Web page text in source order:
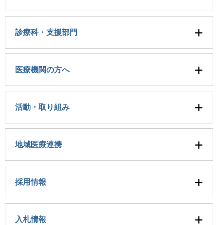
診療科・支援部門
医療機関の方へ
活動・取り組み
地域医療連携
採用情報
入札情報